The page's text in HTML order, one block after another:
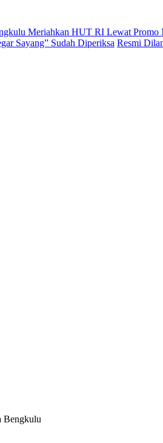
Meriahkan HUT RI Lewat Promo
Sayang” Sudah Diperiksa Resmi
Bengkulu